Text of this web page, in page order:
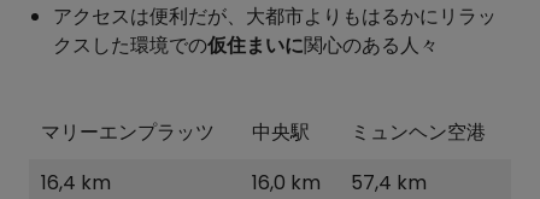
アクセスは便利だが、大都市よりもはるかにリラッ
クスした環境での仮住まいに関心のある人々
マリーエンプラッツ 中央駅
ミュンヘン空港
16,4 km
16,0 km 57,4 km